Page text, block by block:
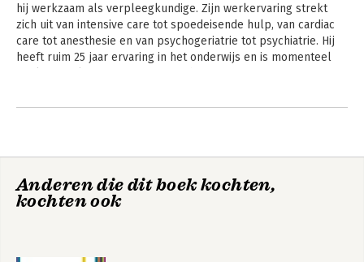
hij werkzaam als verpleegkundige. Zijn werkervaring strekt
zich uit van intensive care tot spoedeisende hulp, van cardiac
care tot anesthesie en van psychogeriatrie tot psychiatrie. Hij
heeft ruim 25 jaar ervaring in het onderwijs en is momenteel
Andere boeken door Marc Bakker
Anderen die dit boek kochten,
kochten ook